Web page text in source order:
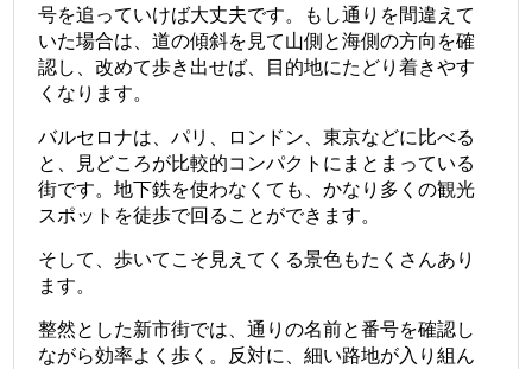
号を追っていけば大丈夫です。もし通りを間違えて
いた場合は、道の傾斜を見て山側と海側の方向を確
認し、改めて歩き出せば、目的地にたどり着きやす
くなります。
バルセロナは、パリ、ロンドン、東京などに比べる
と、見どころが比較的コンパクトにまとまっている
街です。地下鉄を使わなくても、かなり多くの観光
スポットを徒歩で回ることができます。
そして、歩いてこそ見えてくる景色もたくさんあり
ます。
整然とした新市街では、通りの名前と番号を確認し
ながら効率よく歩く。反対に、細い路地が入り組ん